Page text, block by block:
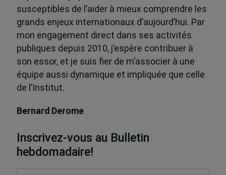
susceptibles de l’aider à mieux comprendre les
grands enjeux internationaux d’aujourd’hui. Par
mon engagement direct dans ses activités
publiques depuis 2010, j’espère contribuer à
son essor, et je suis fier de m’associer à une
équipe aussi dynamique et impliquée que celle
de l’Institut.
Bernard Derome
Inscrivez-vous au Bulletin
hebdomadaire!